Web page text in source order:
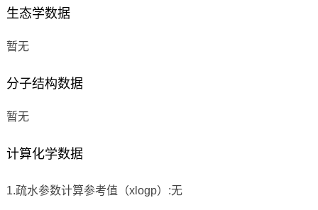
生态学数据
暂无
分子结构数据
暂无
计算化学数据
1.疏水参数计算参考值（xlogp）:无